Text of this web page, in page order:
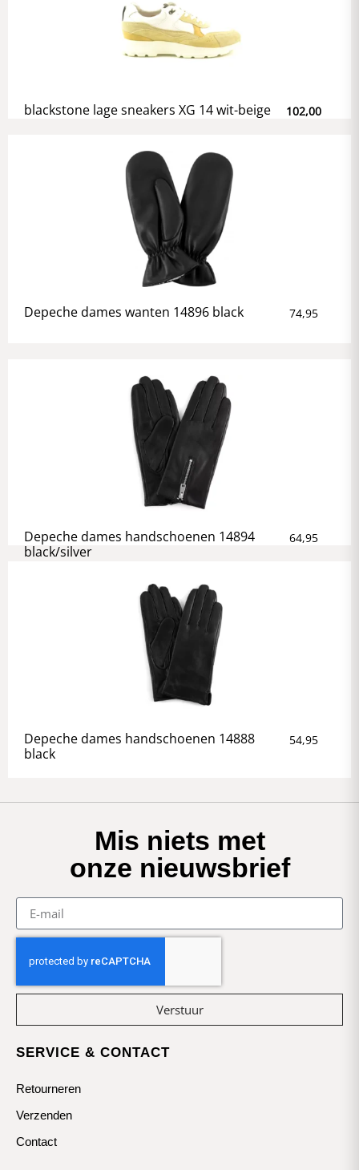
blackstone lage sneakers XG 14 wit-beige 102,00
Depeche dames wanten 14896 black 74,95
Depeche dames handschoenen 14894
black/silver
64,95
Depeche dames handschoenen 14888
black
54,95
Mis niets met
onze nieuwsbrief
Verstuur
SERVICE & CONTACT
Retourneren
Verzenden
Contact